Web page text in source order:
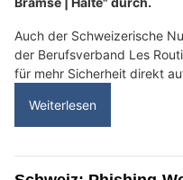
Auch der Schweizerische
der Berufsverband Les
für mehr Sicherheit direkt
Weiterlesen